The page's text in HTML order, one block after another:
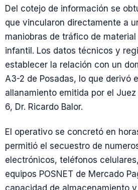
Del cotejo de información se
que vincularon directamente a
maniobras de tráfico de material
infantil. Los datos técnicos y
establecer la relación con un
A3-2 de Posadas, lo que derivó
allanamiento emitida por el
6, Dr. Ricardo Balor.
El operativo se concretó en
permitió el secuestro de
electrónicos, teléfonos
equipos POSNET de Mercado
capacidad de almacenamiento